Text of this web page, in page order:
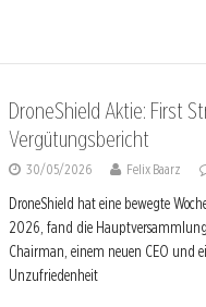
DroneShield Aktie: First
Vergütungsbericht
30/05/2026 Felix Baarz
DroneShield hat eine bewegte
2026, fand die
Chairman, einem neuen CEO und
Unzufriedenheit